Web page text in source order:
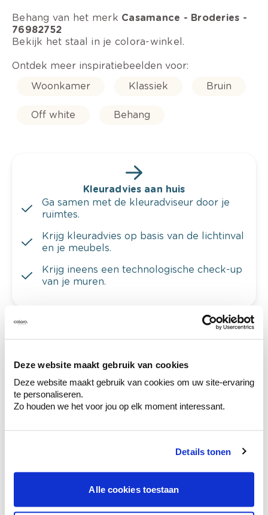
Deze website maakt gebruik van cookies
Deze website maakt gebruik van cookies om uw site-ervaring
te personaliseren.
Zo houden we het voor jou op elk moment interessant.
Details tonen
Alle cookies toestaan
Behang van het merk Casamance - Broderies -
76982752
Bekijk het staal in je colora-winkel.
Ontdek meer inspiratiebeelden voor:
Woonkamer
Klassiek Bruin
Off white Behang
Kleuradvies aan huis
Ga samen met de kleuradviseur door je
ruimtes.
Krijg kleuradvies op basis van de lichtinval
en je meubels.
Krijg ineens een technologische check-up
van je muren.
Ontdek er kleurechte stalen van je
kleurenselectie.
Bekijk er de bijhorende tinten om je kleur
te verfijnen.
Deze stijlen zijn misschien ook iets voor jou